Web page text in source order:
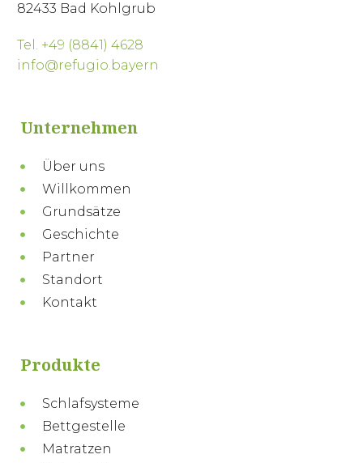
82433 Bad Kohlgrub
Tel. +49 (8841) 4628
info@refugio.bayern
Unternehmen
Über uns
Willkommen
Grundsätze
Geschichte
Partner
Standort
Kontakt
Produkte
Schlafsysteme
Bettgestelle
Matratzen